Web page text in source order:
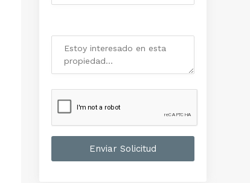
Enviar Solicitud